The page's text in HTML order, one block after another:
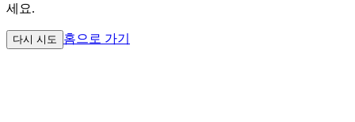
세요.
다시 시도 홈으로 가기